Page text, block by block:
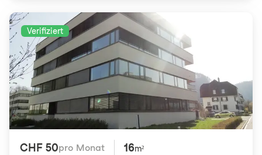
Verifiziert
CHF 50pro Monat 16m²